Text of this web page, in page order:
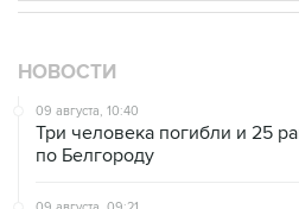
09 августа, 10:40
Три человека погибли и 25
по Белгороду
09 августа, 09:21
области